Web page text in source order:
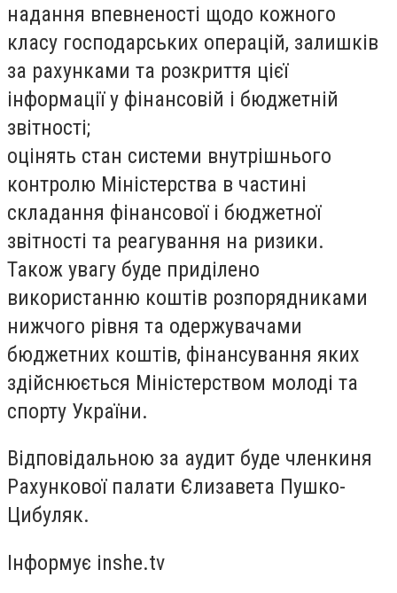
надання впевненості щодо кожного
класу господарських операцій, залишків
за рахунками та розкриття цієї
інформації у фінансовій і бюджетній
звітності;
оцінять стан системи внутрішнього
контролю Міністерства в частині
складання фінансової і бюджетної
звітності та реагування на ризики.
Також увагу буде приділено
використанню коштів розпорядниками
нижчого рівня та одержувачами
бюджетних коштів, фінансування яких
здійснюється Міністерством молоді та
спорту України.
Відповідальною за аудит буде членкиня
Рахункової палати Єлизавета Пушко-
Цибуляк.
Інформує inshe.tv